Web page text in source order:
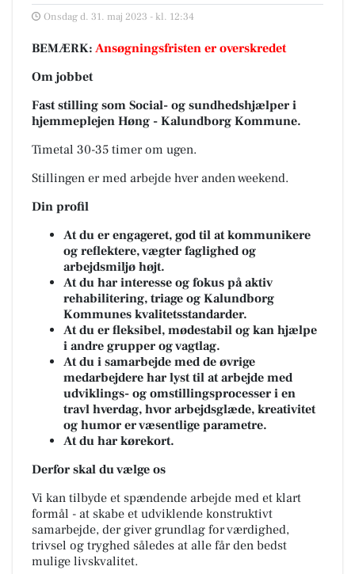
Onsdag d. 31. maj 2023 - kl. 12:34
BEMÆRK: Ansøgningsfristen er overskredet
Om jobbet
Fast stilling som Social- og sundhedshjælper i
hjemmeplejen Høng - Kalundborg Kommune.
Timetal 30-35 timer om ugen.
Stillingen er med arbejde hver anden weekend.
Din profil
At du er engageret, god til at kommunikere
og reflektere, vægter faglighed og
arbejdsmiljø højt.
At du har interesse og fokus på aktiv
rehabilitering, triage og Kalundborg
Kommunes kvalitetsstandarder.
At du er fleksibel, mødestabil og kan hjælpe
i andre grupper og vagtlag.
At du i samarbejde med de øvrige
medarbejdere har lyst til at arbejde med
udviklings- og omstillingsprocesser i en
travl hverdag, hvor arbejdsglæde, kreativitet
og humor er væsentlige parametre.
At du har kørekort.
Derfor skal du vælge os
Vi kan tilbyde et spændende arbejde med et klart
formål - at skabe et udviklende konstruktivt
samarbejde, der giver grundlag for værdighed,
trivsel og tryghed således at alle får den bedst
mulige livskvalitet.